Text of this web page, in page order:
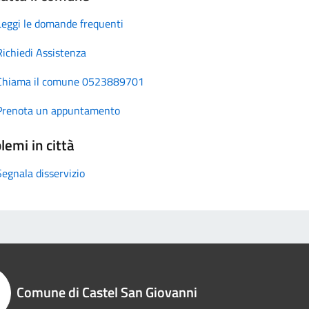
le domande frequenti
Assistenza
il comune 0523889701
un appuntamento
in città
disservizio
Comune di Castel San Giovanni